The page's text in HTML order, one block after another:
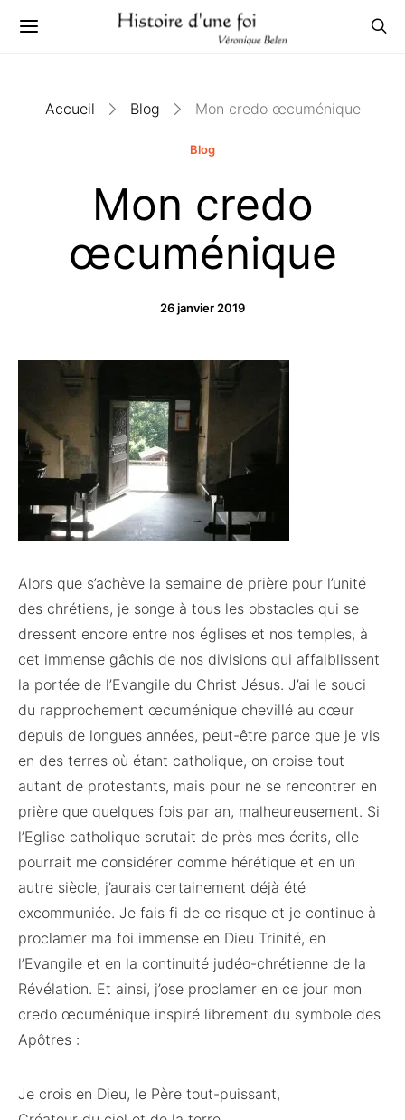
Accueil Blog Mon credo œcuménique
Blog
Mon credo
œcuménique
26 janvier 2019
Alors que s’achève la semaine de prière pour l’unité
des chrétiens, je songe à tous les obstacles qui se
dressent encore entre nos églises et nos temples, à
cet immense gâchis de nos divisions qui affaiblissent
la portée de l’Evangile du Christ Jésus. J’ai le souci
du rapprochement œcuménique chevillé au cœur
depuis de longues années, peut-être parce que je vis
en des terres où étant catholique, on croise tout
autant de protestants, mais pour ne se rencontrer en
prière que quelques fois par an, malheureusement. Si
l’Eglise catholique scrutait de près mes écrits, elle
pourrait me considérer comme hérétique et en un
autre siècle, j’aurais certainement déjà été
excommuniée. Je fais fi de ce risque et je continue à
proclamer ma foi immense en Dieu Trinité, en
l’Evangile et en la continuité judéo-chrétienne de la
Révélation. Et ainsi, j’ose proclamer en ce jour mon
credo œcuménique inspiré librement du symbole des
Apôtres :
Je crois en Dieu, le Père tout-puissant,